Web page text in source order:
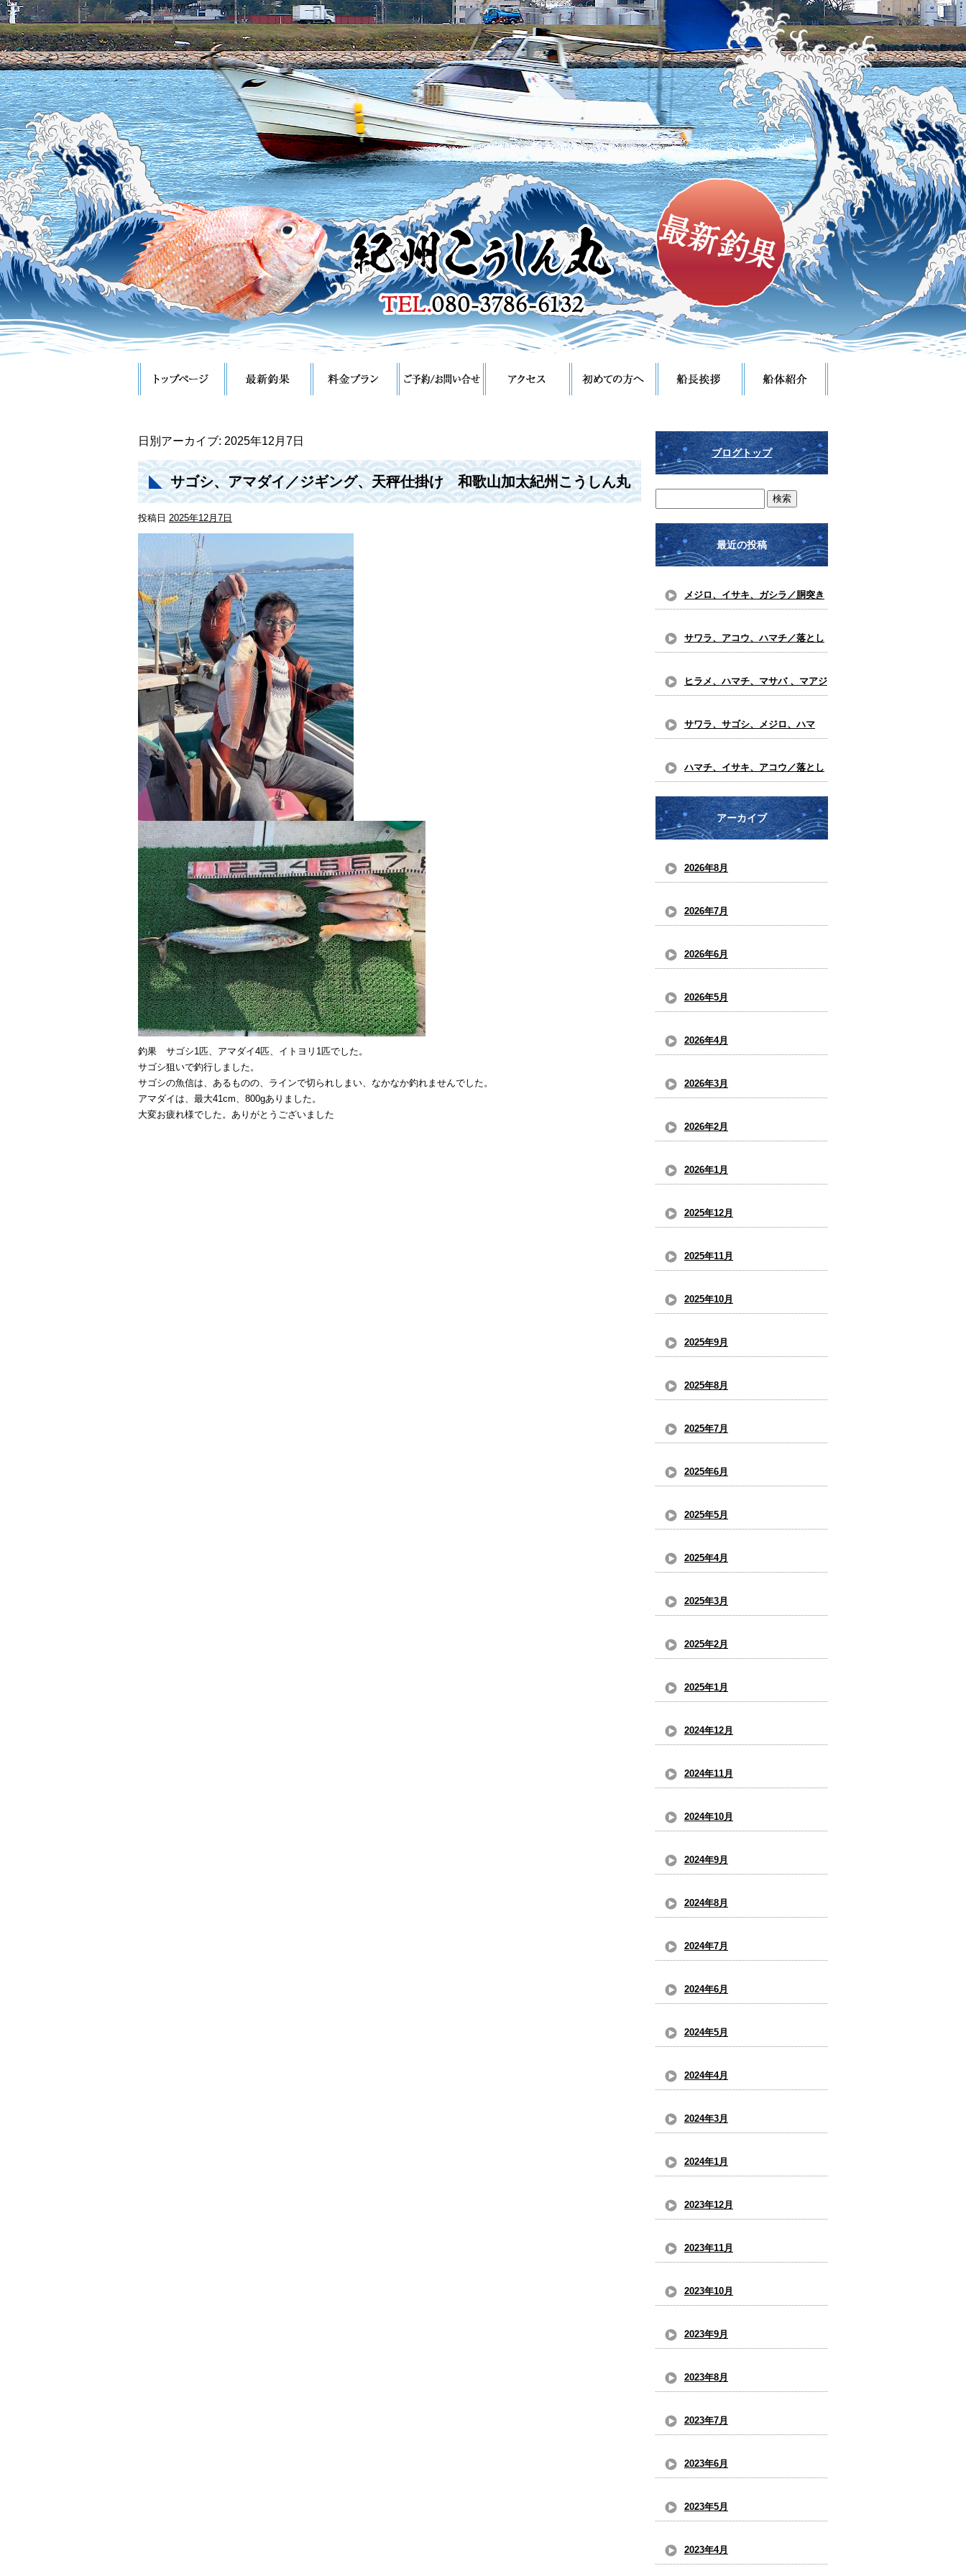
2025 12月 07|紀州こうしん丸
日別アーカイブ: 2025年12月7日
サゴシ、アマダイ／ジギング、天秤仕掛け 和歌山加太紀州こうしん丸
【和歌山市 遊漁船 釣り船】タイサビキ胴付仕掛け、ジギング、タイ
ラバ、落とし込み
投稿日 2025年12月7日
釣果 サゴシ1匹、アマダイ4匹、イトヨリ1匹でした。
サゴシ狙いで釣行しました。
サゴシの魚信は、あるものの、ラインで切られしまい、なかなか釣れませんでした。
アマダイは、最大41cm、800gありました。
大変お疲れ様でした。ありがとうございました
ブログトップ
最近の投稿
メジロ、イサキ、ガシラ／胴突き
サワラ、アコウ、ハマチ／落とし
ヒラメ、ハマチ、マサバ 、マアジ
サワラ、サゴシ、メジロ、ハマ
とし込み釣り
ハマチ、イサキ、アコウ／落とし
込み釣り
アーカイブ
2026年8月
2026年7月
2026年6月
2026年5月
2026年4月
2026年3月
2026年2月
2026年1月
2025年12月
2025年11月
2025年10月
2025年9月
2025年8月
2025年7月
2025年6月
2025年5月
2025年4月
2025年3月
2025年2月
2025年1月
2024年12月
2024年11月
2024年10月
2024年9月
2024年8月
2024年7月
2024年6月
2024年5月
2024年4月
2024年3月
2024年1月
2023年12月
2023年11月
2023年10月
2023年9月
2023年8月
2023年7月
2023年6月
2023年5月
2023年4月